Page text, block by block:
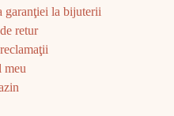
garanţiei la bijuterii
retur
meu